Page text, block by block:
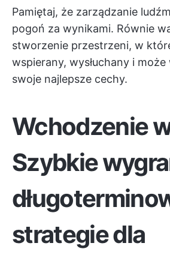
Pamiętaj, że zarządzanie
pogoń za wynikami. Równie
stworzenie przestrzeni, w
wspierany, wysłuchany i
swoje najlepsze cechy.
Wchodzenie
Szybkie
strategie dla